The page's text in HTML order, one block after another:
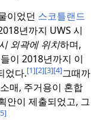
이었던 스코틀랜드
년까지 UWS 시
외곽에 위치하며,
이 2018년까지 이
었다.[1][2][3][4]그때까
매, 주거용이 혼합
안이 제출되었고, 그